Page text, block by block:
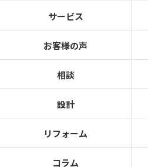
サービス
お客様の声
相談
設計
リフォーム
コラム